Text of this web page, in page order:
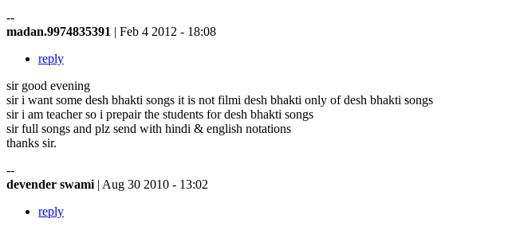
--
madan.9974835391 | Feb 4 2012 - 18:08
reply
sir good evening
sir i want some desh bhakti songs it is not filmi desh bhakti only of desh bhakti songs
sir i am teacher so i prepair the students for desh bhakti songs
sir full songs and plz send with hindi & english notations
thanks sir.
--
devender swami | Aug 30 2010 - 13:02
reply